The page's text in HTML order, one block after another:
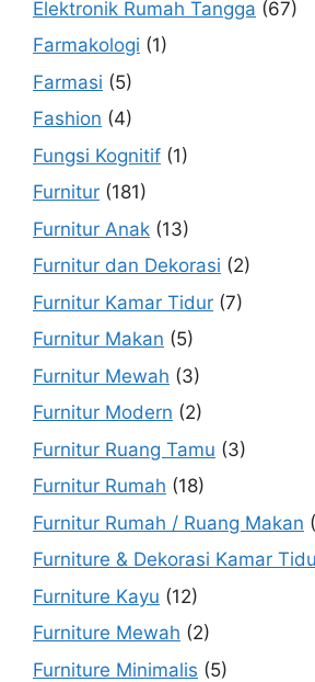
Elektronik Rumah Tangga (67)
Farmakologi (1)
Farmasi (5)
Fashion (4)
Fungsi Kognitif (1)
Furnitur (181)
Furnitur Anak (13)
Furnitur dan Dekorasi (2)
Furnitur Kamar Tidur (7)
Furnitur Makan (5)
Furnitur Mewah (3)
Furnitur Modern (2)
Furnitur Ruang Tamu (3)
Furnitur Rumah (18)
Furnitur Rumah / Ruang Makan
Furniture & Dekorasi Kamar
Furniture Kayu (12)
Furniture Mewah (2)
Furniture Minimalis (5)